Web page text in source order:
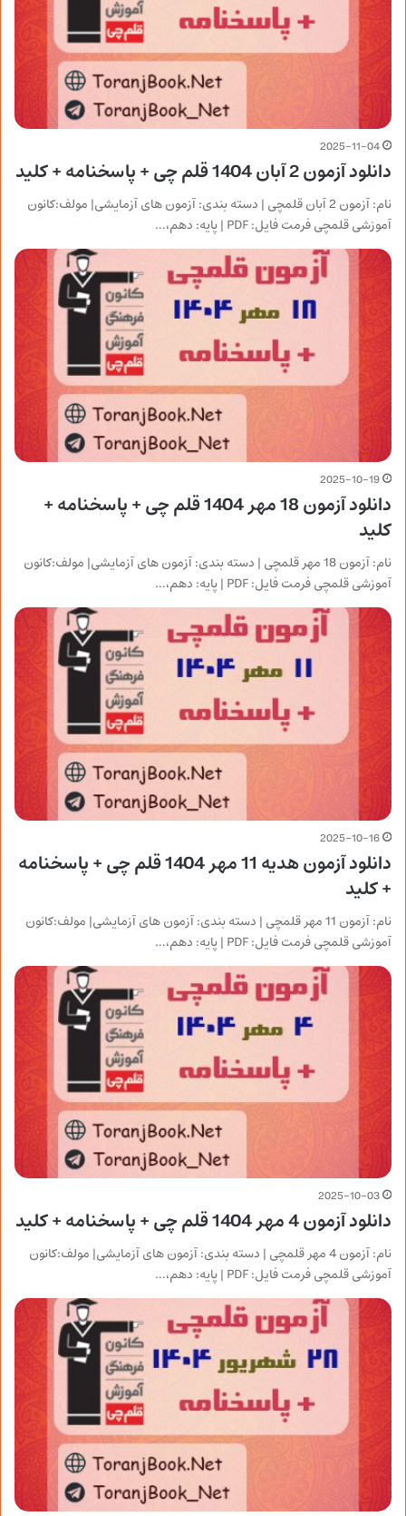
2025-11-04
دانلود آزمون 2 آبان 1404 قلم چی + پاسخنامه + کلید
نام: آزمون 2 آبان قلمچی | دسته بندی: آزمون های آزمایشی| مولف:کانون
آموزشی قلمچی فرمت فایل: PDF | پایه: دهم،…
2025-10-19
دانلود آزمون 18 مهر 1404 قلم چی + پاسخنامه +
کلید
نام: آزمون 18 مهر قلمچی | دسته بندی: آزمون های آزمایشی| مولف:کانون
آموزشی قلمچی فرمت فایل: PDF | پایه: دهم،…
2025-10-16
دانلود آزمون هدیه 11 مهر 1404 قلم چی + پاسخنامه
+ کلید
نام: آزمون 11 مهر قلمچی | دسته بندی: آزمون های آزمایشی| مولف:کانون
آموزشی قلمچی فرمت فایل: PDF | پایه: دهم،…
2025-10-03
دانلود آزمون 4 مهر 1404 قلم چی + پاسخنامه + کلید
نام: آزمون 4 مهر قلمچی | دسته بندی: آزمون های آزمایشی| مولف:کانون
آموزشی قلمچی فرمت فایل: PDF | پایه: دهم،…